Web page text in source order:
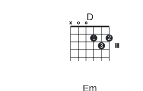
D
x o o
1
3
2
Em